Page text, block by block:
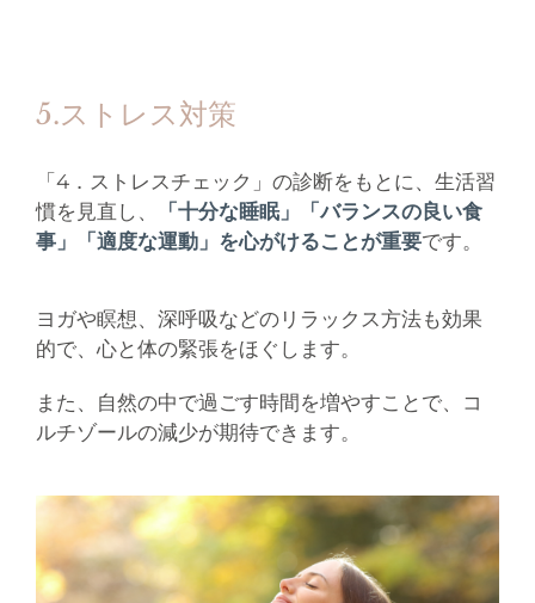
5.ストレス対策
「4．ストレスチェック」の診断をもとに、生活習
慣を見直し、
「十分な睡眠」「バランスの良い食
事」「適度な運動」を心がけることが重要です。
ヨガや瞑想、深呼吸などのリラックス方法も効果
的で、心と体の緊張をほぐします。
また、自然の中で過ごす時間を増やすことで、コ
ルチゾールの減少が期待できます。